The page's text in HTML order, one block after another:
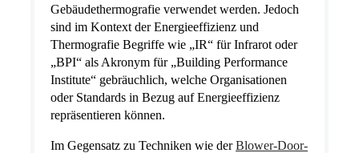
Gebäudethermografie verwendet werden. Jedoch
sind im Kontext der Energieeffizienz und
Thermografie Begriffe wie „IR“ für Infrarot oder
„BPI“ als Akronym für „Building Performance
Institute“ gebräuchlich, welche Organisationen
oder Standards in Bezug auf Energieeffizienz
repräsentieren können.
Im Gegensatz zu Techniken wie derBlower-Door-